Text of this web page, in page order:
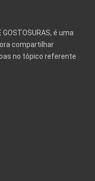
GOSTOSURAS, é uma
compartilhar
no tópico referente